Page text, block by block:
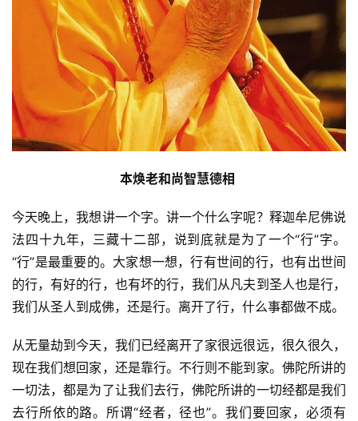
本焕老和尚智慧德相
今天晚上，我想讲一个字。讲一个什么字呢？释迦牟尼佛说
法四十九年，三藏十二部，说到底就是为了一个“行”字。
“行”是最重要的。大家想一想，行有世间的行，也有出世间
的行，有好的行，也有坏的行，我们从凡夫到圣人也是行，
我们从圣人到成佛，还是行。离开了行，什么事都做不成。
从无量劫到今天，我们已经离开了家很远很远，很久很久，
现在我们想回家，还是靠行。不行则不能到家。佛陀所讲的
一切法，都是为了让我们去行，佛陀所讲的一切经都是我们
去行所依的路。所谓“经者，径也”。我们要回家，必须有